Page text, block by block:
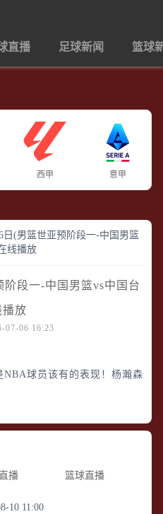
直播 足球新闻 篮球
西甲 意甲
日(男篮世亚预阶段一-中国男篮
线播放
阶段一-中国男篮vs中国台
放
07-06 16:23
球员该有的表现！杨瀚森
播 篮球直播
10 11:00